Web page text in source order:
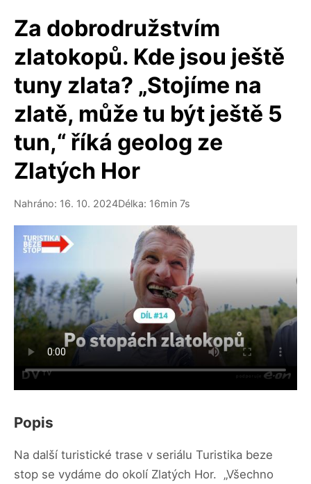
Za dobrodružstvím
zlatokopů. Kde jsou ještě
tuny zlata? „Stojíme na
zlatě, může tu být ještě 5
tun,“ říká geolog ze
Zlatých Hor
Nahráno: 16. 10. 2024Délka: 16min 7s
Popis
Na další turistické trase v seriálu Turistika beze
stop se vydáme do okolí Zlatých Hor. „Všechno